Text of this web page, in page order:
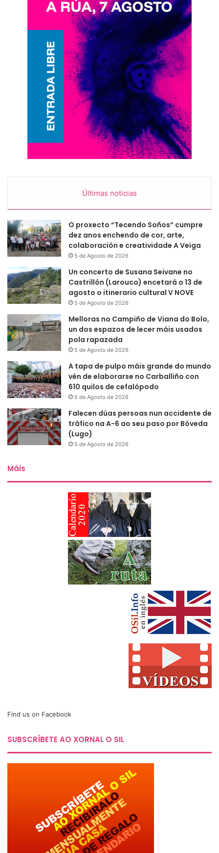
Últimas noticias
O proxecto “Tecendo Soños” cumpre
dez anos enchendo de cor, arte,
colaboración e creatividade A Veiga
5 de Agosto de 2026
Un concerto de Susana Seivane no
Castrillón (Larouco) encetará o 13 de
agosto o itinerario cultural V NOVE
5 de Agosto de 2026
Melloras no Campiño de Viana do Bolo,
un dos espazos de lecer máis usados
pola rapazada
5 de Agosto de 2026
A tapa de pulpo máis grande do mundo
vén de elaborarse no Carballiño con
610 quilos de cefalópodo
5 de Agosto de 2026
Falecen dúas persoas nun accidente de
tráfico na A-6 ao seu paso por Bóveda
(Lugo)
5 de Agosto de 2026
Máis
Find us on Facebook
SUBSCRÍBETE AO XORNAL O SIL